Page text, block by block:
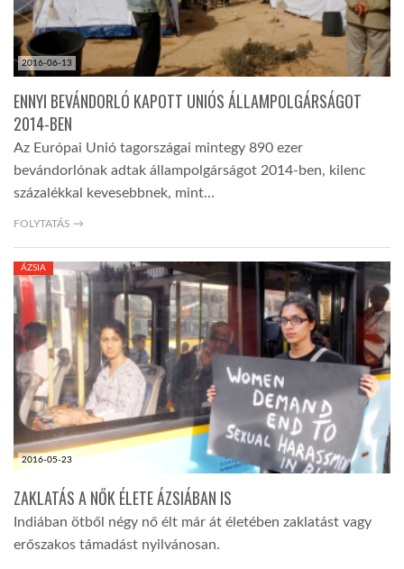
2016-06-13
ENNYI BEVÁNDORLÓ KAPOTT UNIÓS ÁLLAMPOLGÁRSÁGOT
2014-BEN
Az Európai Unió tagországai mintegy 890 ezer
bevándorlónak adtak állampolgárságot 2014-ben, kilenc
százalékkal kevesebbnek, mint…
FOLYTATÁS →
2016-05-23
ÁZSIA
ZAKLATÁS A NŐK ÉLETE ÁZSIÁBAN IS
Indiában ötből négy nő élt már át életében zaklatást vagy
erőszakos támadást nyilvánosan.